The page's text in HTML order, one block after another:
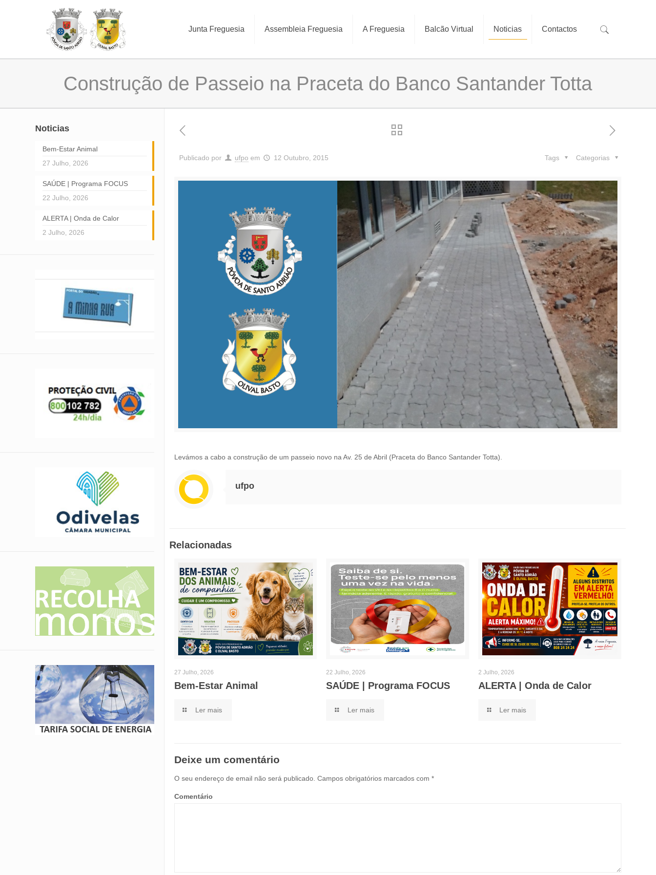
Junta Freguesia Assembleia Freguesia A Freguesia Balcão Virtual Noticias Contactos
Construção de Passeio na Praceta do Banco Santander Totta
Publicado por ufpo em 12 Outubro, 2015 Categorias
Tags
Levámos a cabo a construção de um passeio novo na Av. 25 de Abril (Praceta do Banco Santander Totta).
ufpo
Relacionadas
27 Julho, 2026
Bem-Estar Animal
Ler mais
22 Julho, 2026
SAÚDE | Programa FOCUS
Ler mais
2 Julho, 2026
ALERTA | Onda de Calor
Ler mais
Deixe um comentário
O seu endereço de email não será publicado. Campos obrigatórios marcados com *
Comentário
Noticias
Bem-Estar Animal
27 Julho, 2026
SAÚDE | Programa FOCUS
22 Julho, 2026
ALERTA | Onda de Calor
2 Julho, 2026